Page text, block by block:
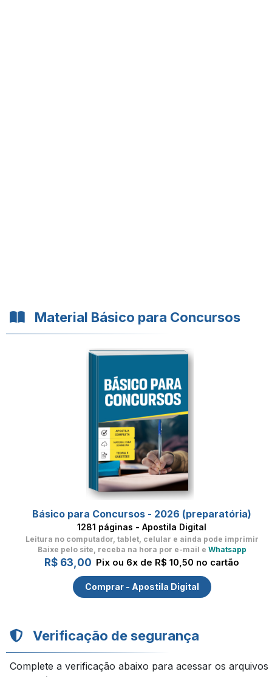
Material Básico para Concursos
Básico para Concursos - 2026 (preparatória)
1281 páginas - Apostila Digital
Leitura no computador, tablet, celular e ainda pode imprimir
Baixe pelo site, receba na hora por e-mail e Whatsapp
R$ 63,00 Pix ou 6x de R$ 10,50 no cartão
Comprar - Apostila Digital
Verificação de segurança
Complete a verificação abaixo para acessar os arquivos